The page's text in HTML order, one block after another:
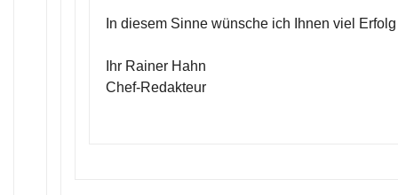
In diesem Sinne wünsche ich Ihnen viel
Ihr Rainer Hahn
Chef-Redakteur